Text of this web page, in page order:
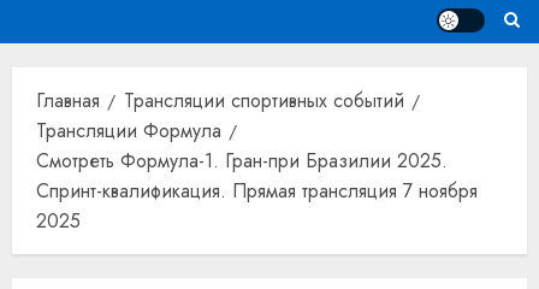
Главная
Трансляции спортивных событий
Трансляции Формула
Смотреть Формула-1. Гран-при Бразилии 2025.
Спринт-квалификация. Прямая трансляция 7 ноября
2025